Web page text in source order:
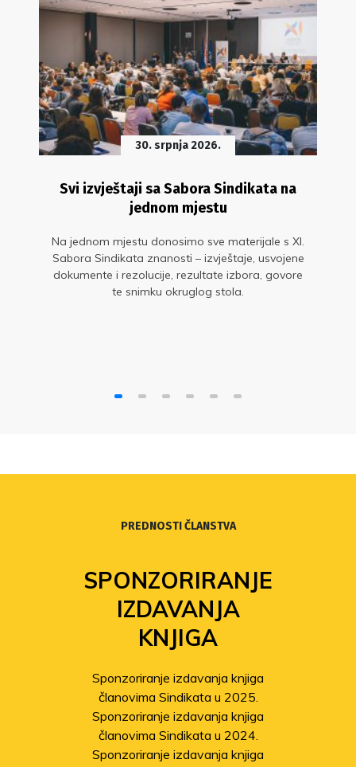
30. srpnja 2026.
Svi izvještaji sa Sabora Sindikata na
jednom mjestu
Na jednom mjestu donosimo sve materijale s XI.
Sabora Sindikata znanosti – izvještaje, usvojene
dokumente i rezolucije, rezultate izbora, govore
te snimku okruglog stola.
PREDNOSTI ČLANSTVA
SPONZORIRANJE
IZDAVANJA
KNJIGA
Sponzoriranje izdavanja knjiga
članovima Sindikata u 2025.
Sponzoriranje izdavanja knjiga
članovima Sindikata u 2024.
Sponzoriranje izdavanja knjiga